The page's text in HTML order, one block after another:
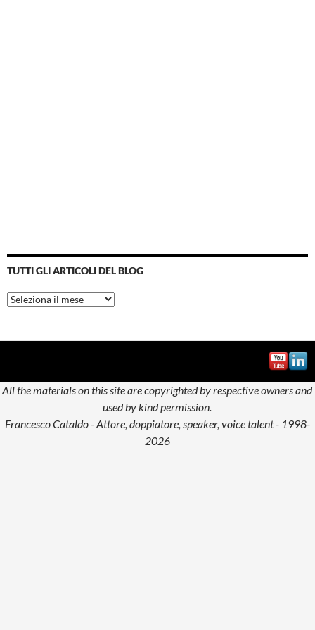
TUTTI GLI ARTICOLI DEL BLOG
Tutti
gli
All the materials on this site are copyrighted by respective owners and
used by kind permission.
Francesco Cataldo - Attore, doppiatore, speaker, voice talent - 1998-
2026